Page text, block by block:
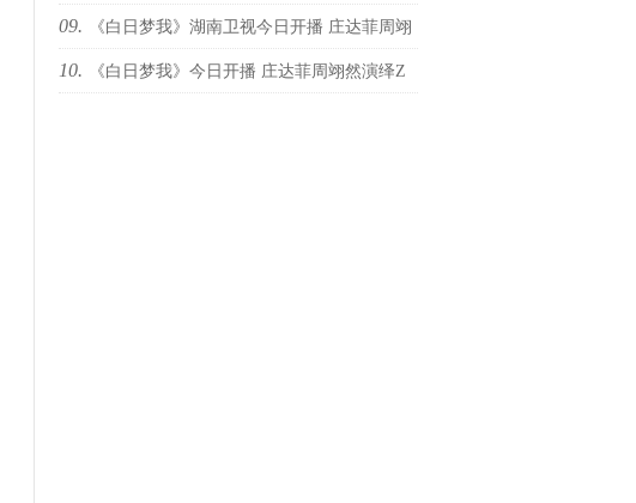
下何处才是下一个突破口？
09. 《白日梦我》湖南卫视今日开播 庄达菲周翊
然青春飞驰炽热逐梦
10. 《白日梦我》今日开播 庄达菲周翊然演绎Z